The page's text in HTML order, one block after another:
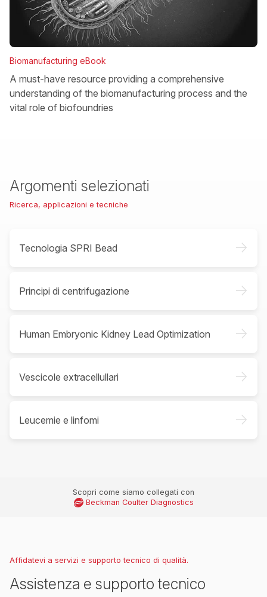
Biomanufacturing eBook
A must-have resource providing a comprehensive
understanding of the biomanufacturing process and the
vital role of biofoundries
Argomenti selezionati
Ricerca, applicazioni e tecniche
Tecnologia SPRI Bead ->
Principi di centrifugazione ->
Human Embryonic Kidney Lead Optimization ->
Vescicole extracellullari ->
Leucemie e linfomi ->
Scopri come siamo collegati con
Beckman Coulter Diagnostics
Affidatevi a servizi e supporto tecnico di qualità.
Assistenza e supporto tecnico